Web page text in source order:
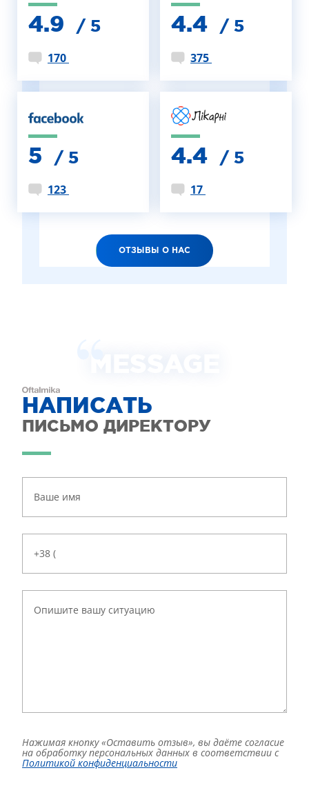
4.9 / 5
170
4.4 / 5
375
5 / 5
123
4.4 / 5
17
ОТЗЫВЫ О НАС
НАПИСАТЬ
ПИСЬМО ДИРЕКТОРУ
Нажимая кнопку «Оставить отзыв», вы даёте согласие
на обработку персональных данных в соответствии с
Политикой конфиденциальности